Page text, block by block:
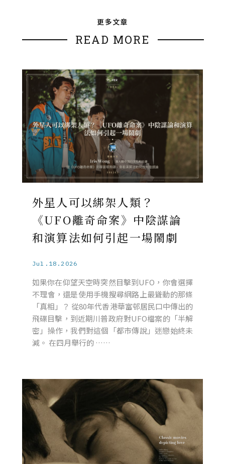
更多文章
READ MORE
外星人可以綁架人類？
《UFO離奇命案》中陰謀論
和演算法如何引起一場鬧劇
Jul.18.2026
如果你在仰望天空時突然目擊到UFO，你會選擇
不理會，還是使用手機搜尋網路上最聳動的那條
「真相」？ 從80年代香港華富邨居民口中傳出的
飛碟目擊，到近期川普政府對UFO檔案的「半解
密」操作，我們對這個「都市傳說」迷戀始終未
減。 在四月舉行的 ……